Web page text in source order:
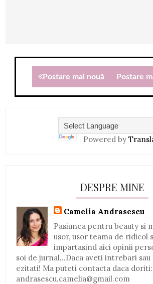
Postare mai nouă Postare
Powered by
DESPRE MINE
Camelia Andrasescu
Pasiunea pentru beauty si
usor, usor teama de ridicol
impartasind aici opinii
soi de jurnal...Daca aveti intrebari
ezitati! Ma puteti contacta daca doriti:
andrasescu.camelia@gmail.com